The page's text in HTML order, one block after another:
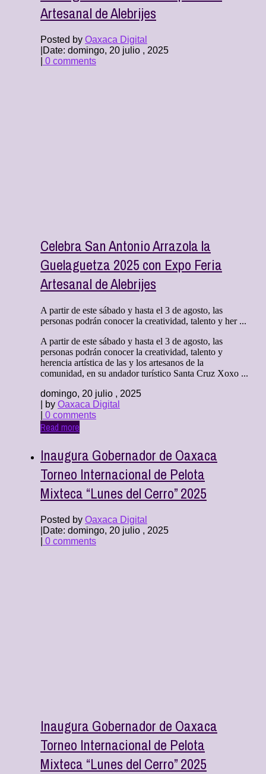
Artesanal de Alebrijes
Posted by Oaxaca Digital
Date: domingo, 20 julio , 2025
0 comments
Celebra San Antonio Arrazola la
Guelaguetza 2025 con Expo Feria
Artesanal de Alebrijes
A partir de este sábado y hasta el 3 de agosto, las
personas podrán conocer la creatividad, talento y her ...
A partir de este sábado y hasta el 3 de agosto, las
personas podrán conocer la creatividad, talento y
herencia artística de las y los artesanos de la
comunidad, en su andador turístico Santa Cruz Xoxo ...
domingo, 20 julio , 2025
| by Oaxaca Digital
0 comments
Read more
Inaugura Gobernador de Oaxaca
Torneo Internacional de Pelota
Mixteca “Lunes del Cerro” 2025
Posted by Oaxaca Digital
Date: domingo, 20 julio , 2025
0 comments
Inaugura Gobernador de Oaxaca
Torneo Internacional de Pelota
Mixteca “Lunes del Cerro” 2025